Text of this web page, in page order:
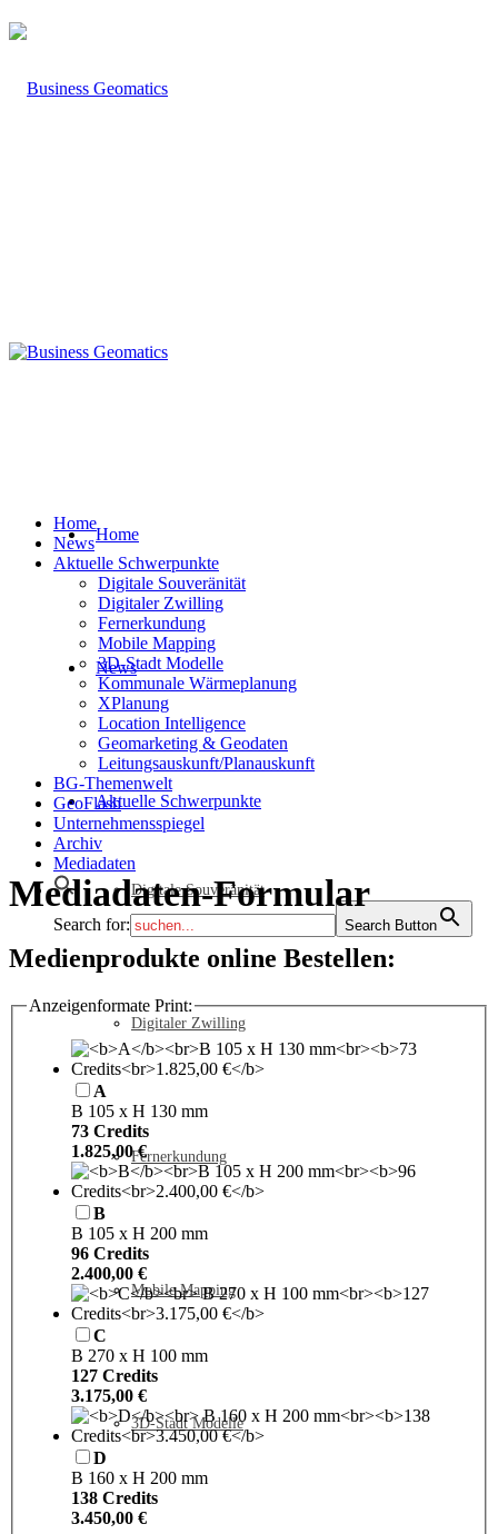
Home
News
Aktuelle Schwerpunkte
Digitale Souveränität
Digitaler Zwilling
Fernerkundung
Mobile Mapping
3D-Stadt Modelle
Home
News
Aktuelle Schwerpunkte
Digitale Souveränität
Digitaler Zwilling
Fernerkundung
Mobile Mapping
3D-Stadt Modelle
Kommunale Wärmeplanung
XPlanung
Location Intelligence
Geomarketing & Geodaten
Leitungsauskunft/Planauskunft
BG-Themenwelt
GeoFlash
Unternehmensspiegel
Archiv
Mediadaten
Search for: Search Button
Mediadaten-Formular
Medienprodukte online Bestellen:
Hinweise
Anzeigenformat
Anzeigenformate Print:
A
B 105 x H 130 mm
73 Credits
1.825,00 €
B
B 105 x H 200 mm
96 Credits
2.400,00 €
C
B 270 x H 100 mm
127 Credits
3.175,00 €
D
B 160 x H 200 mm
138 Credits
3.450,00 €